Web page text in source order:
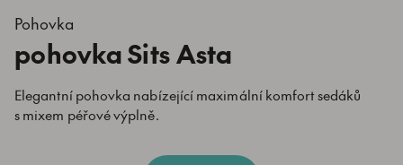
Pohovka
pohovka Sits Asta
Elegantní pohovka nabízející maximální komfort sedáků
s mixem péřové výplně.